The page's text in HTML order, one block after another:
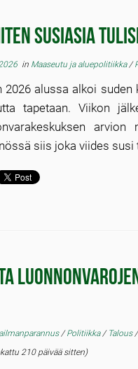
susiasia
in Maaseutu ja aluepolitiikka/
2026 alussa alkoi
tapetaan. Viikon
siis joka viides susi
/Politiikka/ Talous/
210 päivää sitten)